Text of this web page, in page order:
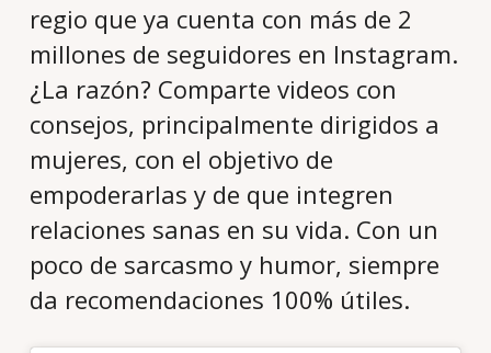
regio que ya cuenta con más de 2
millones de seguidores en Instagram.
¿La razón? Comparte videos con
consejos, principalmente dirigidos a
mujeres, con el objetivo de
empoderarlas y de que integren
relaciones sanas en su vida. Con un
poco de sarcasmo y humor, siempre
da recomendaciones 100% útiles.